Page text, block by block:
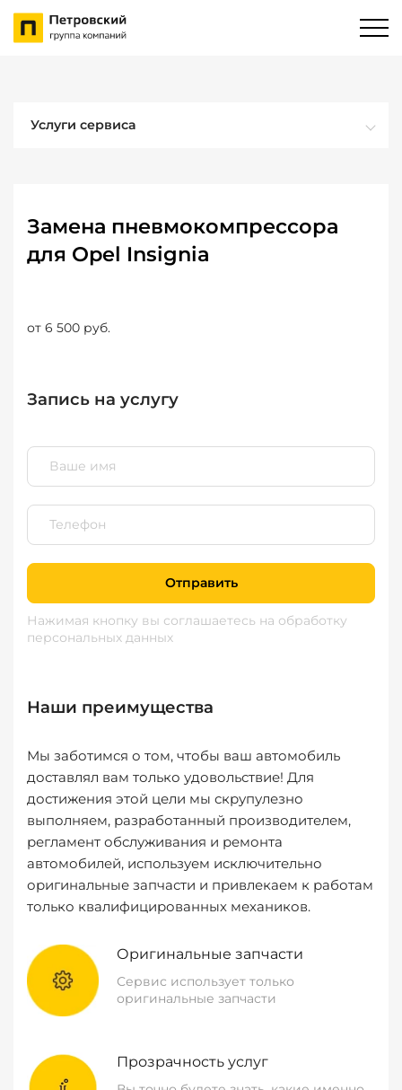
Услуги сервиса
Замена пневмокомпрессора
для Opel Insignia
от 6 500 руб.
Запись на услугу
Отправить
Нажимая кнопку вы соглашаетесь на обработку
персональных данных
Наши преимущества
Мы заботимся о том, чтобы ваш автомобиль
доставлял вам только удовольствие! Для
достижения этой цели мы скрупулезно
выполняем, разработанный производителем,
регламент обслуживания и ремонта
автомобилей, используем исключительно
оригинальные запчасти и привлекаем к работам
только квалифицированных механиков.
Оригинальные запчасти
Сервис использует только
оригинальные запчасти
Прозрачность услуг